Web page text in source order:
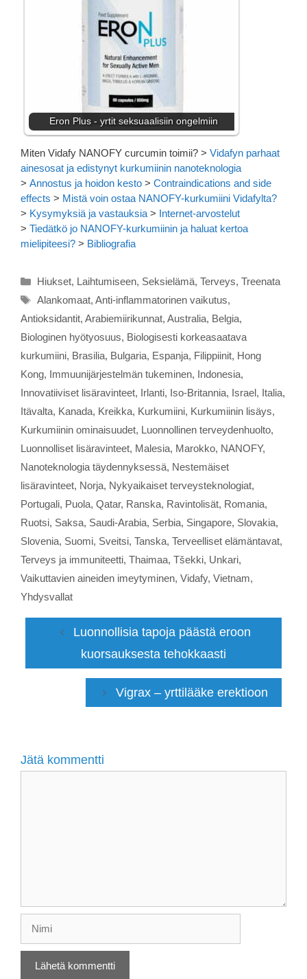
Eron Plus - yrtit seksuaalisiin ongelmiin
Miten Vidafy NANOFY curcumin toimii? > Vidafyn parhaat
ainesosat ja edistynyt kurkumiinin nanoteknologia
> Annostus ja hoidon kesto > Contraindications and side
effects > Mistä voin ostaa NANOFY-kurkumiini Vidafylta?
> Kysymyksiä ja vastauksia > Internet-arvostelut
> Tiedätkö jo NANOFY-kurkumiinin ja haluat kertoa
mielipiteesi? > Bibliografia
Kategoriat
Hiukset, Laihtumiseen, Seksielämä, Terveys, Treenata
Avainsanat
Alankomaat, Anti-inflammatorinen vaikutus,
Antioksidantit, Arabiemiirikunnat, Australia, Belgia,
Biologinen hyötyosuus, Biologisesti korkeasaatava
kurkumiini, Brasilia, Bulgaria, Espanja, Filippiinit, Hong
Kong, Immuunijärjestelmän tukeminen, Indonesia,
Innovatiiviset lisäravinteet, Irlanti, Iso-Britannia, Israel, Italia,
Itävalta, Kanada, Kreikka, Kurkumiini, Kurkumiinin lisäys,
Kurkumiinin ominaisuudet, Luonnollinen terveydenhuolto,
Luonnolliset lisäravinteet, Malesia, Marokko, NANOFY,
Nanoteknologia täydennyksessä, Nestemäiset
lisäravinteet, Norja, Nykyaikaiset terveysteknologiat,
Portugali, Puola, Qatar, Ranska, Ravintolisät, Romania,
Ruotsi, Saksa, Saudi-Arabia, Serbia, Singapore, Slovakia,
Slovenia, Suomi, Sveitsi, Tanska, Terveelliset elämäntavat,
Terveys ja immuniteetti, Thaimaa, Tšekki, Unkari,
Vaikuttavien aineiden imeytyminen, Vidafy, Vietnam,
Yhdysvallat
Luonnollisia tapoja päästä eroon
kuorsauksesta tehokkaasti
Vigrax – yrttilääke erektioon
Jätä kommentti